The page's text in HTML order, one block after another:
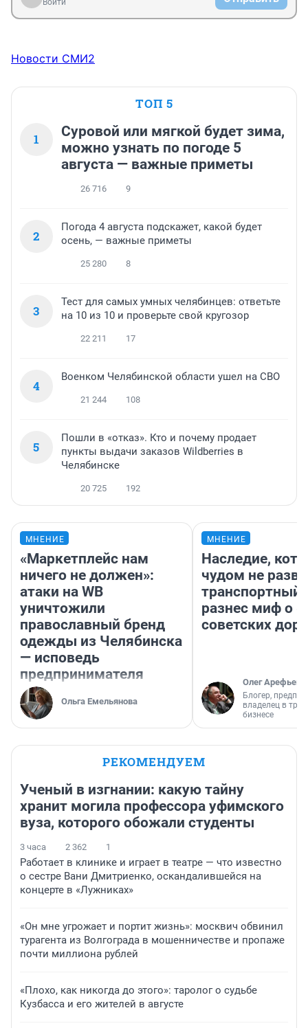
такого,хотел отблагодарить-он не взял,сказал езжай
Войти
Новости СМИ2
ТОП 5
1
Суровой или мягкой будет зима,
можно узнать по погоде 5
августа — важные приметы
26 716 9
2
Погода 4 августа подскажет, какой будет
осень, — важные приметы
25 280 8
3
Тест для самых умных челябинцев: ответьте
на 10 из 10 и проверьте свой кругозор
22 211 17
4
Военком Челябинской области ушел на СВО
21 244 108
5
Пошли в «отказ». Кто и почему продает
пункты выдачи заказов Wildberries в
Челябинске
20 725 192
МНЕНИЕ
«Маркетплейс нам
ничего не должен»:
атаки на WB
уничтожили
православный бренд
одежды из Челябинска
— исповедь
предпринимателя
Ольга Емельянова
МНЕНИЕ
Наследие,
чудом не
транспортный
разнес миф о
советских
Олег Арефьев
Блогер,
владелец в
бизнесе
РЕКОМЕНДУЕМ
Ученый в изгнании: какую тайну
хранит могила профессора уфимского
вуза, которого обожали студенты
3 часа 2 362 1
Работает в клинике и играет в театре — что известно
о сестре Вани Дмитриенко, оскандалившейся на
концерте в «Лужниках»
«Он мне угрожает и портит жизнь»: москвич обвинил
турагента из Волгограда в мошенничестве и пропаже
почти миллиона рублей
«Плохо, как никогда до этого»: таролог о судьбе
Кузбасса и его жителей в августе